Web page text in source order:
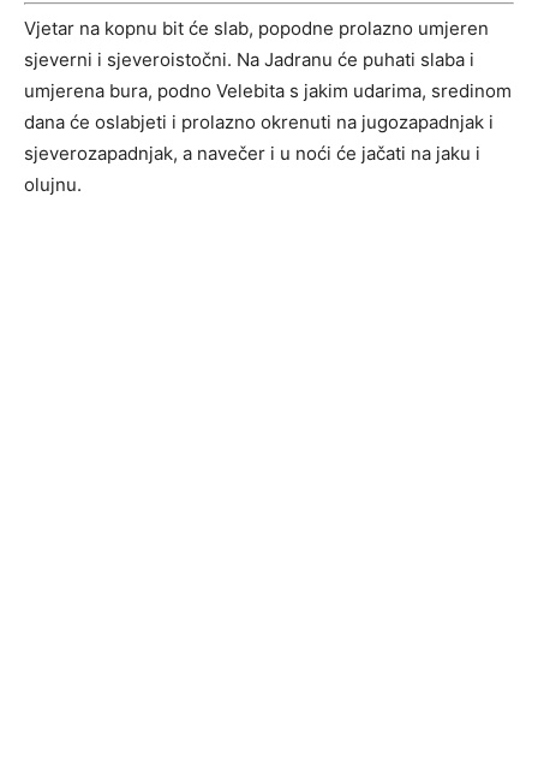
Vjetar na kopnu bit će slab, popodne prolazno umjeren
sjeverni i sjeveroistočni. Na Jadranu će puhati slaba i
umjerena bura, podno Velebita s jakim udarima, sredinom
dana će oslabjeti i prolazno okrenuti na jugozapadnjak i
sjeverozapadnjak, a navečer i u noći će jačati na jaku i
olujnu.